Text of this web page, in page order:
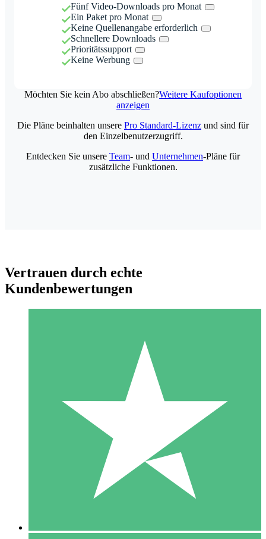
Fünf Video-Downloads pro Monat
Ein Paket pro Monat
Keine Quellenangabe erforderlich
Schnellere Downloads
Prioritätssupport
Keine Werbung
Möchten Sie kein Abo abschließen?Weitere Kaufoptionen
anzeigen
Individuelle Credit-Pakete
Zahlen Sie nach Bedarf mit Download-Credits. Keine
monatliche Verpflichtung erforderlich.
10 00
Die Pläne beinhalten unsere Pro Standard-Lizenz und sind für
den Einzelbenutzerzugriff.
Entdecken Sie unsere Team- und Unternehmen-Pläne für
zusätzliche Funktionen.
Vertrauen durch echte
Kundenbewertungen